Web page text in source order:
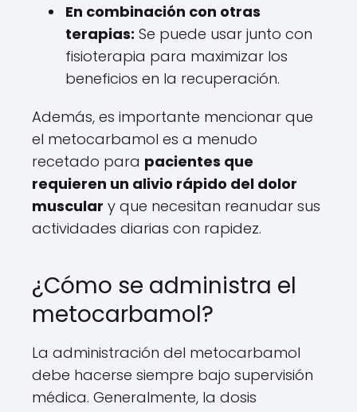
En combinación con otras
terapias: Se puede usar junto con
fisioterapia para maximizar los
beneficios en la recuperación.
Además, es importante mencionar que
el metocarbamol es a menudo
recetado para pacientes que
requieren un alivio rápido del dolor
muscular y que necesitan reanudar sus
actividades diarias con rapidez.
¿Cómo se administra el
metocarbamol?
La administración del metocarbamol
debe hacerse siempre bajo supervisión
médica. Generalmente, la dosis